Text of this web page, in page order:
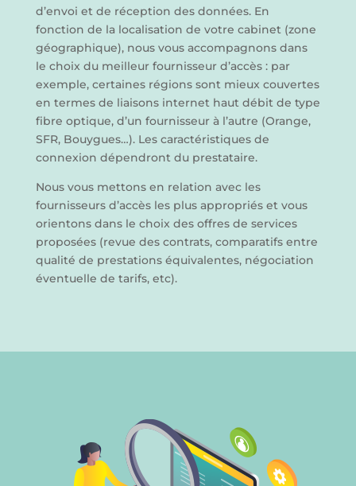
d’envoi et de réception des données. En
fonction de la localisation de votre cabinet (zone
géographique), nous vous accompagnons dans
le choix du meilleur fournisseur d’accès : par
exemple, certaines régions sont mieux couvertes
en termes de liaisons internet haut débit de type
fibre optique, d’un fournisseur à l’autre (Orange,
SFR, Bouygues…). Les caractéristiques de
connexion dépendront du prestataire.
Nous vous mettons en relation avec les
fournisseurs d’accès les plus appropriés et vous
orientons dans le choix des offres de services
proposées (revue des contrats, comparatifs entre
qualité de prestations équivalentes, négociation
éventuelle de tarifs, etc).